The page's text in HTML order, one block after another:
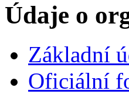
Údaje o
Základní
Oficiální